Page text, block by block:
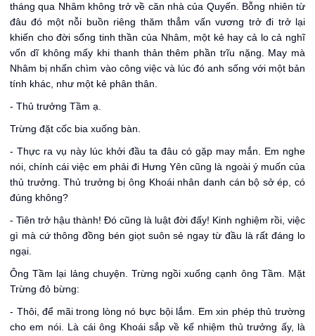
tháng qua Nhâm không trở về căn nhà của Quyến. Bỗng nhiên từ
đâu đó một nỗi buồn riêng thăm thẳm vấn vương trở đi trở lại
khiến cho đời sống tinh thần của Nhâm, một kẻ hay cả lo cả nghĩ
vốn dĩ không mấy khi thanh thản thêm phần trĩu nặng. May mà
Nhâm bị nhấn chìm vào công việc và lúc đó anh sống với một bản
tính khác, như một kẻ phân thân.
- Thủ trưởng Tầm ạ.
Trừng đặt cốc bia xuống bàn.
- Thực ra vụ này lúc khởi đầu ta đâu có gặp may mắn. Em nghe
nói, chính cái việc em phải đi Hưng Yên cũng là ngoài ý muốn của
thủ trưởng. Thủ trưởng bị ông Khoái nhân danh cán bộ sở ép, có
đúng không?
- Tiên trở hậu thành! Đó cũng là luật đời đấy! Kinh nghiệm rồi, việc
gì mà cứ thông đồng bén giọt suôn sẻ ngay từ đầu là rất đáng lo
ngại.
Ông Tầm lại lảng chuyện. Trừng ngồi xuống cạnh ông Tầm. Mặt
Trừng đỏ bừng:
- Thôi, để mãi trong lòng nó bực bội lắm. Em xin phép thủ trường
cho em nói. Là cái ông Khoái sắp về kế nhiệm thủ trưởng ấy, là